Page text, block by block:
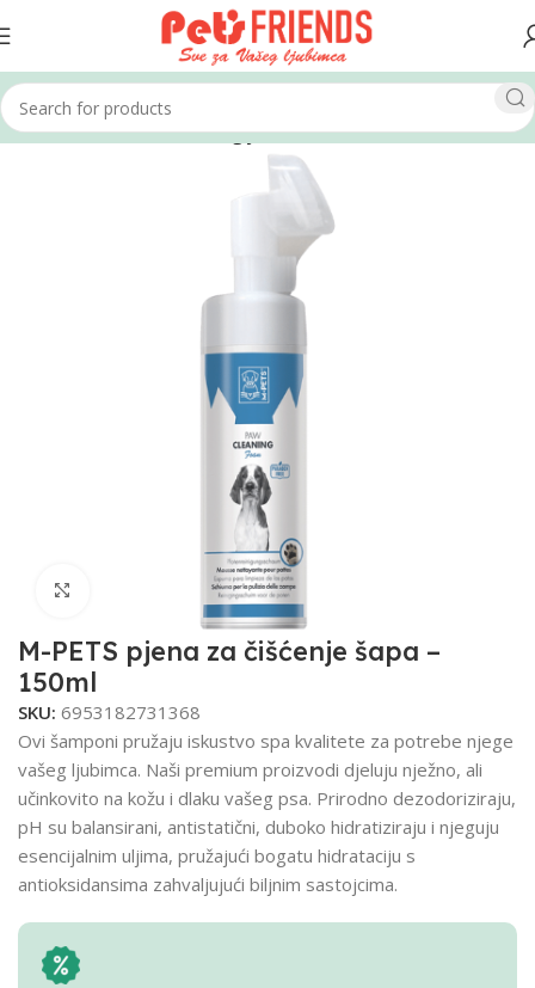
Home Psi Kozmetika i higijena
Click to enlarge
M-PETS pjena za čišćenje šapa –
150ml
SKU: 6953182731368
Ovi šamponi pružaju iskustvo spa kvalitete za potrebe njege
vašeg ljubimca. Naši premium proizvodi djeluju nježno, ali
učinkovito na kožu i dlaku vašeg psa. Prirodno dezodoriziraju,
pH su balansirani, antistatični, duboko hidratiziraju i njeguju
esencijalnim uljima, pružajući bogatu hidrataciju s
antioksidansima zahvaljujući biljnim sastojcima.